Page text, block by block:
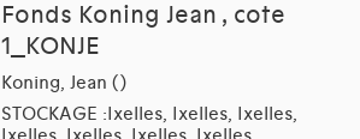
Fonds Koning Jean , cote
1_KONJE
Koning, Jean ()
STOCKAGE :Ixelles, Ixelles, Ixelles,